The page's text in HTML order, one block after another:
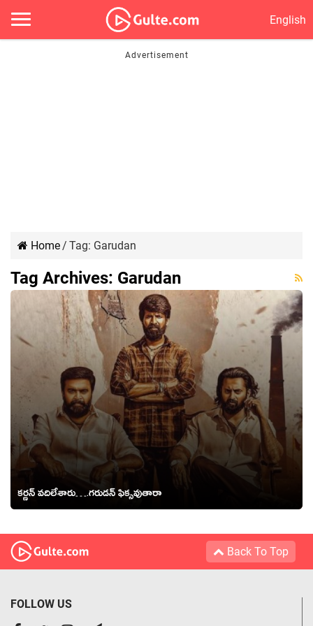
English
Home/ Tag: Garudan
Tag Archives: Garudan
కర్ణన్ వదిలేశారు….గరుడన్ ఫిక్సవుతారా
Back To Top
FOLLOW US